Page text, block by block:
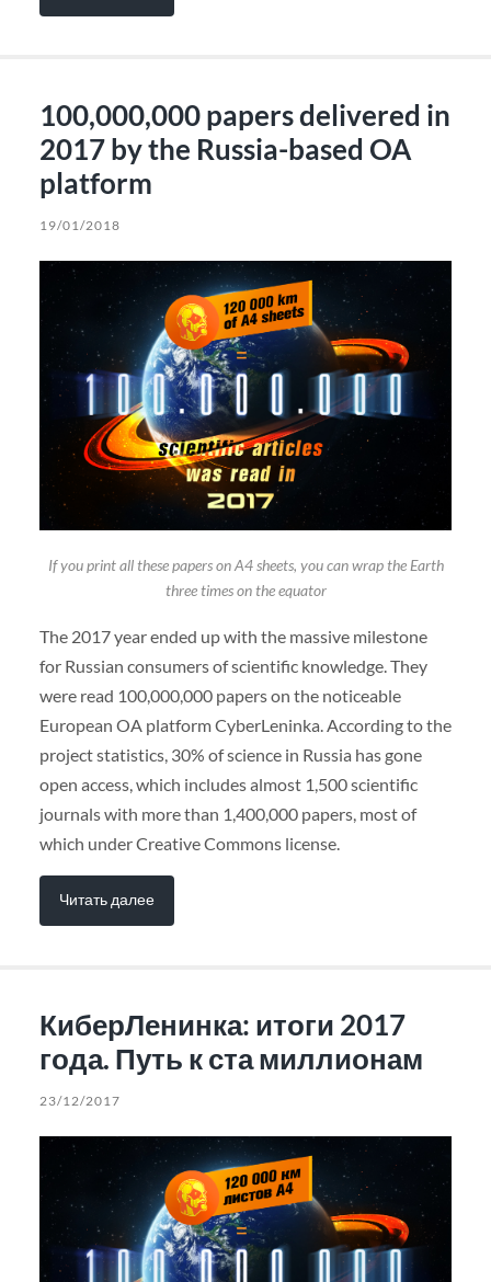
100,000,000 papers delivered in
2017 by the Russia-based OA
platform
19/01/2018
If you print all these papers on A4 sheets, you can wrap the Earth
three times on the equator
The 2017 year ended up with the massive milestone
for Russian consumers of scientific knowledge. They
were read 100,000,000 papers on the noticeable
European OA platform CyberLeninka. According to the
project statistics, 30% of science in Russia has gone
open access, which includes almost 1,500 scientific
journals with more than 1,400,000 papers, most of
which under Creative Commons license.
Читать далее
КиберЛенинка: итоги 2017
года. Путь к ста миллионам
23/12/2017